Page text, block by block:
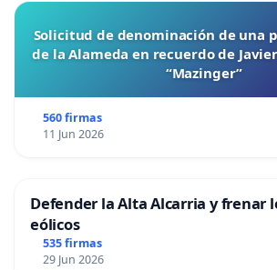
Solicitud de denominación de una
de la Alameda en recuerdo de
“Mazinger”
560 firmas
11 Jun 2026
Defender la Alta Alcarria y frenar
eólicos
535 firmas
29 Jun 2026